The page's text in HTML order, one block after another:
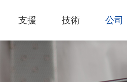
支援 技術 公司
成為代理